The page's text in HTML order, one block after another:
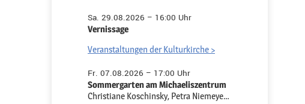
Sa. 29.08.2026 – 16:00 Uhr
Vernissage
Veranstaltungen der Kulturkirche >
Fr. 07.08.2026 – 17:00 Uhr
Sommergarten am Michaeliszentrum
Christiane Koschinsky, Petra Niemeyer-Ruth